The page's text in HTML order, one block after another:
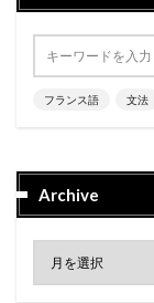
フランス語 文法
Archive